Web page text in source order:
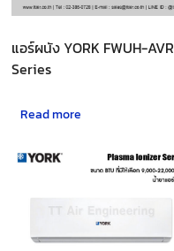
แอร์ผนัง YORK FWUH-AVR
Series
Read more